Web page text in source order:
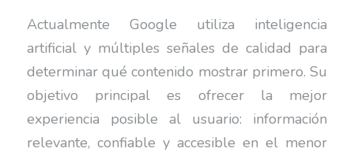
Actualmente Google utiliza inteligencia
artificial y múltiples señales de calidad para
determinar qué contenido mostrar primero. Su
objetivo principal es ofrecer la mejor
experiencia posible al usuario: información
relevante, confiable y accesible en el menor